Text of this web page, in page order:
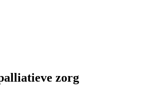
zorg